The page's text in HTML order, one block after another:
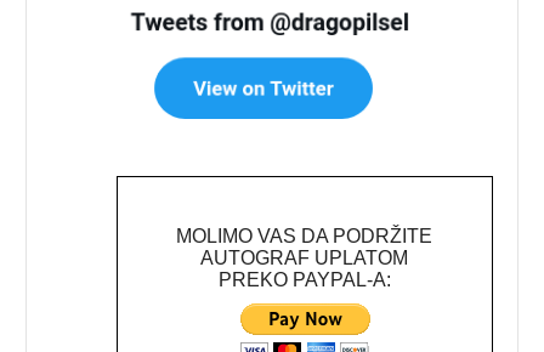
MOLIMO VAS DA PODRŽITE
AUTOGRAF UPLATOM
PREKO PAYPAL-A: